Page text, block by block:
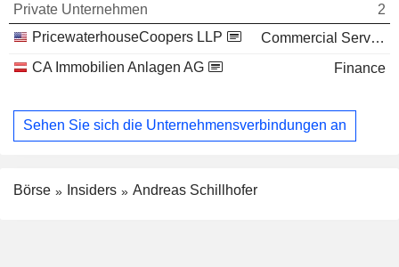
Private Unternehmen
2
PricewaterhouseCoopers LLP
Commercial Services
CA Immobilien Anlagen AG
Finance
Sehen Sie sich die Unternehmensverbindungen an
Börse Insiders Andreas Schillhofer